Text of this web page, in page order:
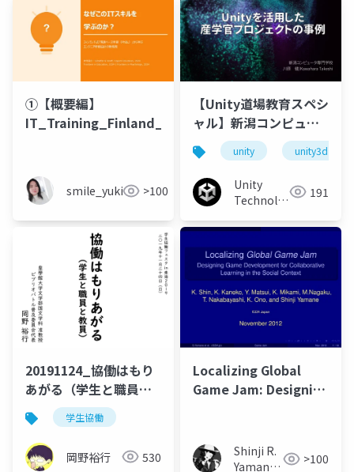
①【概要編】
IT_Training_Finland_PhBL
smile_yukiko_it>100
【Unity道場教育スペシ
ャル】新潟コンピュー
タ専門学校ゲームクリ
エーター科における、
Unityを活用した産学官
プロジェクトの事例
unity unity3d
Unity
Technologies 191
20191124_協働はもり
あがる（学生と職員と
教員） 学生協働
岡野裕行 530
Localizing Global
Game Jam: Designing
Learning in the
Social Context
Shinji R.
Yamane
>100